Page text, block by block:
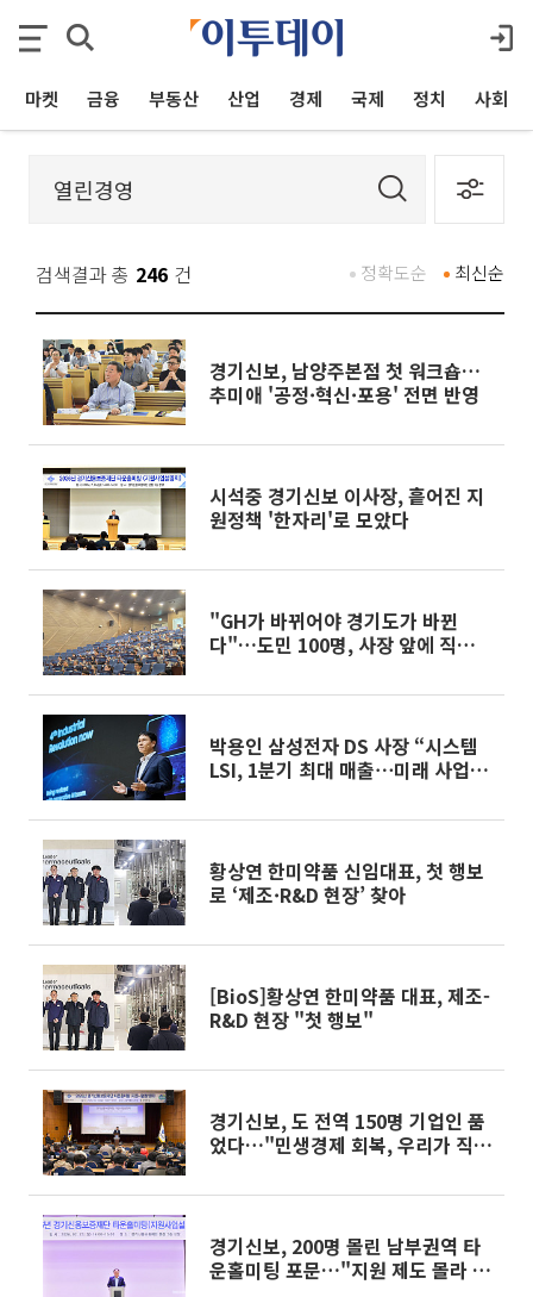
마켓 금융 부동산 산업 경제 국제 정치 사회
검색결과 총 246 건 최신순
정확도순
경기신보, 남양주본점 첫 워크숍…
추미애 '공정·혁신·포용' 전면 반영
시석중 경기신보 이사장, 흩어진 지
원정책 '한자리'로 모았다
"GH가 바뀌어야 경기도가 바뀐
다"…도민 100명, 사장 앞에 직접
박용인 삼성전자 DS 사장 “시스템
LSI, 1분기 최대 매출⋯미래 사업기
황상연 한미약품 신임대표, 첫 행보
로 ‘제조·R&D 현장’ 찾아
[BioS]황상연 한미약품 대표, 제조-
R&D 현장 "첫 행보"
경기신보, 도 전역 150명 기업인 품
었다…"민생경제 회복, 우리가 직접
경기신보, 200명 몰린 남부권역 타
운홀미팅 포문…"지원 제도 몰라 못